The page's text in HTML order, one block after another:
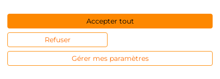
spot encastrable au plafond extra plat 220V est révélée. Les
critères qui vous permettent de mieux choisir vos spots extra
plats sont les suivants :
La forme : la majorité des spots LED extra plats sont
ronds, mais on les retrouve également sous la forme
Accepter tout
Refuser
Gérer mes paramètres